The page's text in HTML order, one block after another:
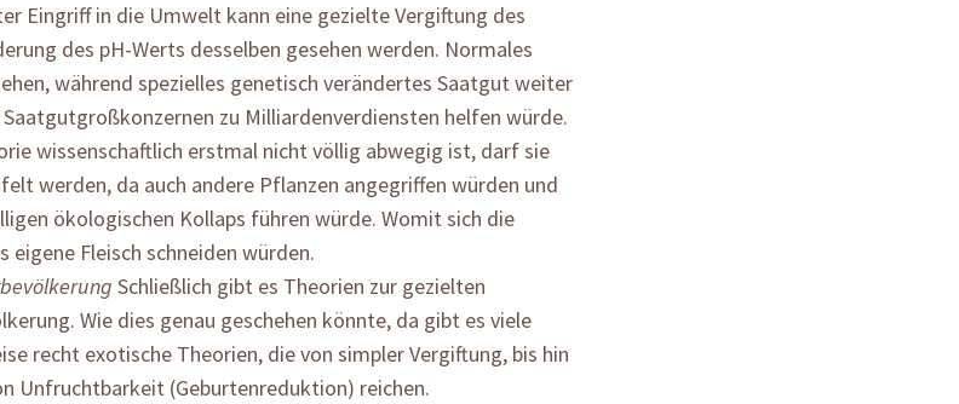
Eingriff in die Umwelt kann eine gezielte Vergiftung des
des pH-Werts desselben gesehen werden. Normales
während spezielles genetisch verändertes Saatgut weiter
zu Milliardenverdiensten helfen würde.
wissenschaftlich erstmal nicht völlig abwegig ist, darf sie
werden, da auch andere Pflanzen angegriffen würden und
ökologischen Kollaps führen würde. Womit sich die
eigene Fleisch schneiden würden.
Schließlich gibt es Theorien zur gezielten
Wie dies genau geschehen könnte, da gibt es viele
recht exotische Theorien, die von simpler Vergiftung, bis hin
Unfruchtbarkeit (Geburtenreduktion) reichen.